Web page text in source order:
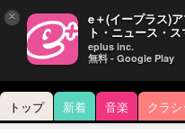
トップ 新着 音楽 クラシ
× e＋(イープラス)
ト・ニュース・
eplus inc.
無料 - Google Play